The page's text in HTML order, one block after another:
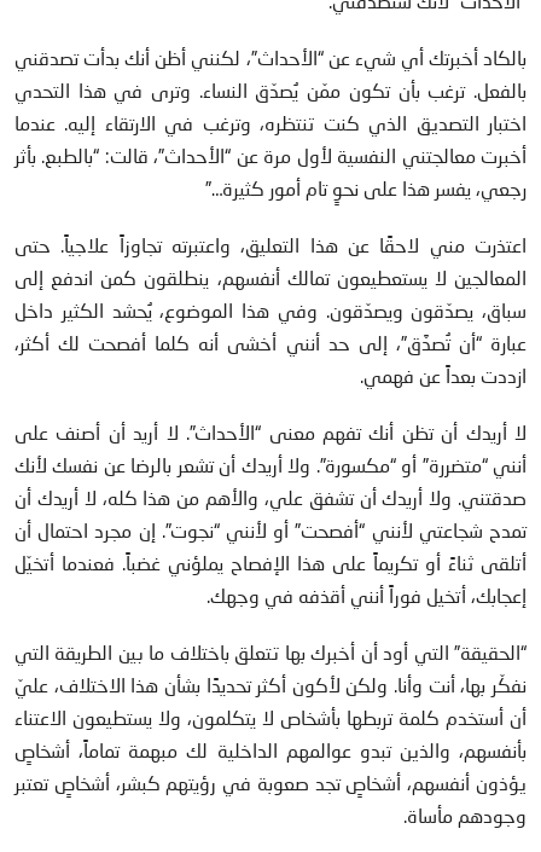
بالكاد أخبرتك أي شيء عن “الأحداث”، لكنني أظن أنك بدأت تصدقني
بالفعل. ترغب بأن تكون ممّن يُصدّق النساء. وترى في هذا التحدي
اختبار التصديق الذي كنت تنتظره، وترغب في الارتقاء إليه. عندما
أخبرت معالجتني النفسية لأول مرة عن “الأحداث”، قالت: “بالطبع. بأثر
رجعي، يفسر هذا على نحوٍ تام أمور كثيرة…”
اعتذرت مني لاحقًا عن هذا التعليق، واعتبرته تجاوزاً علاجياً. حتى
المعالجين لا يستعطيعون تمالك أنفسهم، ينطلقون كمن اندفع إلى
سباق، يصدّقون ويصدّقون. وفي هذا الموضوع، يُحشد الكثير داخل
عبارة “أن تُصدَّق”، إلى حد أنني أخشى أنه كلما أفصحت لك أكثر،
ازددت بعداً عن فهمي.
لا أريدك أن تظن أنك تفهم معنى “الأحداث”. لا أريد أن أصنف على
أنني “متضررة” أو “مكسورة”. ولا أريدك أن تشعر بالرضا عن نفسك لأنك
صدقتني. ولا أريدك أن تشفق علي، والأهم من هذا كله، لا أريدك أن
تمدح شجاعتي لأنني “أفصحت” أو لأنني “نجوت”. إن مجرد احتمال أن
أتلقى ثناءً أو تكريماً على هذا الإفصاح يملؤني غضباً. فعندما أتخيّل
إعجابك، أتخيل فوراً أنني أقذفه في وجهك.
“الحقيقة” التي أود أن أخبرك بها تتعلق باختلاف ما بين الطريقة التي
نفكّر بها، أنت وأنا. ولكن لأكون أكثر تحديدًا بشأن هذا الاختلاف، عليّ
أن أستخدم كلمة تربطها بأشخاص لا يتكلمون، ولا يستطيعون الاعتناء
بأنفسهم، والذين تبدو عوالمهم الداخلية لك مبهمة تماماً، أشخاصٍ
يؤذون أنفسهم، أشخاصٍ تجد صعوبة في رؤيتهم كبشر، أشخاصٍ تعتبر
وجودهم مأساة.